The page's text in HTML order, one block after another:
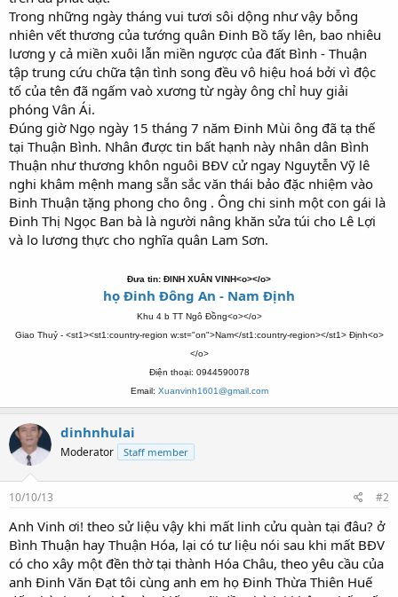
Trong những ngày tháng vui tươi sôi dộng như vậy bỗng
nhiên vết thương của tướng quân Đinh Bồ tấy lên, bao nhiêu
lương y cả miền xuôi lẫn miền ngược của đất Bình - Thuận
tập trung cứu chữa tận tình song đều vô hiệu hoá bởi vì độc
tố của tên đã ngấm vaò xương từ ngày ông chỉ huy giải
phóng Vân Ái.
Đúng giờ Ngọ ngày 15 tháng 7 năm Đinh Mùi ông đã tạ thế
tại Thuận Bình. Nhân được tin bất hạnh này nhân dân Bình
Thuận như thương khôn nguôi BĐV cử ngay Nguytễn Vỹ lê
nghi khâm mệnh mang sẵn sắc văn thái bảo đặc nhiệm vào
Binh Thuận tặng phong cho ông . Ông chi sinh một con gái là
Đinh Thị Ngọc Ban bà là người nâng khăn sửa túi cho Lê Lợi
và lo lương thực cho nghĩa quân Lam Sơn.
Đưa tin: ĐINH XUÂN VINH<o></o>
họ Đinh Đông An - Nam Định
Khu 4 b TT Ngô Đồng<o></o>
Giao Thuỷ - <st1><st1:country-region w:st="on">Nam</st1:country-region></st1> Định<o>
</o>
Điện thoại: 0944590078
Email: Xuanvinh1601@gmail.com
dinhnhulai
Moderator Staff member
10/10/13 #2
Anh Vinh ơi! theo sử liệu vậy khi mất linh cửu quàn tại đâu? ở
Bình Thuận hay Thuận Hóa, lại có tư liệu nói sau khi mất BĐV
có cho xây một đền thờ tại thành Hóa Châu, theo yêu cầu của
anh Đinh Văn Đạt tôi cùng anh em họ Đinh Thừa Thiên Huế